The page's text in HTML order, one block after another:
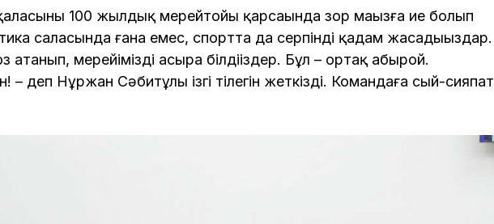
100 жылдық мерейтойы қарсаңында зор маңызға ие болып
саласында ғана емес, спортта да серпінді қадам жасадыңыздар.
мерейімізді асыра білдіңіздер. Бұл – ортақ абырой.
– деп Нұржан Сәбитұлы ізгі тілегін жеткізді. Командаға сый-сияпат